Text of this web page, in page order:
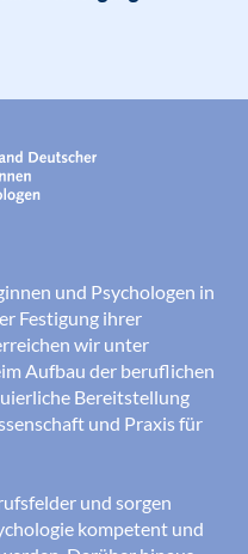
und Psychologen in
Festigung ihrer
wir unter
Aufbau der beruflichen
Bereitstellung
und Praxis für
und sorgen
kompetent und